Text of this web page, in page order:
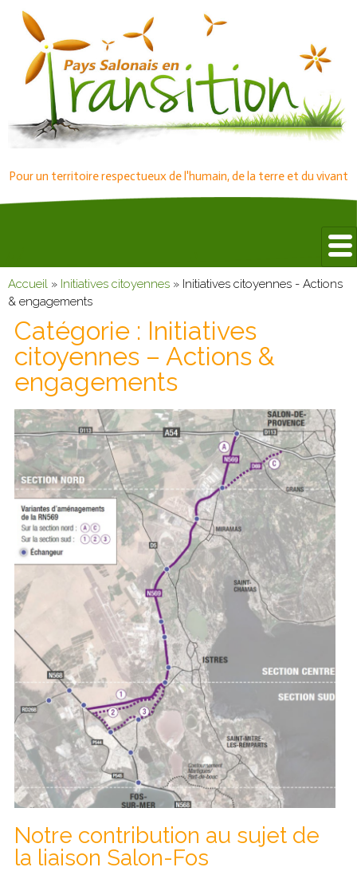
Pour un territoire respectueux de l'humain, de la terre et du vivant
Accueil » Initiatives citoyennes » Initiatives citoyennes - Actions
& engagements
Catégorie : Initiatives
citoyennes – Actions &
engagements
Notre contribution au sujet de
la liaison Salon-Fos